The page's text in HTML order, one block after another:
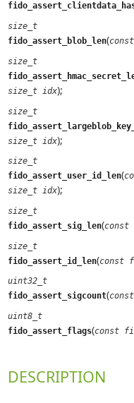
size_t
fido_assert_blob_len(
size_t
size_t idx);
size_t
size_t idx);
size_t
fido_assert_user_id_len(
size_t idx);
size_t
fido_assert_sig_len(const
size_t
fido_assert_id_len(const
uint32_t
fido_assert_sigcount(
uint8_t
fido_assert_flags(const
DESCRIPTION